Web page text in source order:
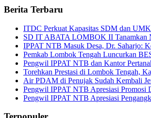
Berita Terbaru
ITDC Perkuat Kapasitas SDM dan
SD IT ABATA LOMBOK II Tanamkan
IPPAT NTB Masuk Desa, Dr. Saharjo:
Pemkab Lombok Tengah Luncurkan
Pengwil IPPAT NTB dan Kantor
Torehkan Prestasi di Lombok Tengah,
Air PDAM di Penujak Sudah Kembali
Pengwil IPPAT NTB Apresiasi Promosi
Pengwil IPPAT NTB Apresiasi